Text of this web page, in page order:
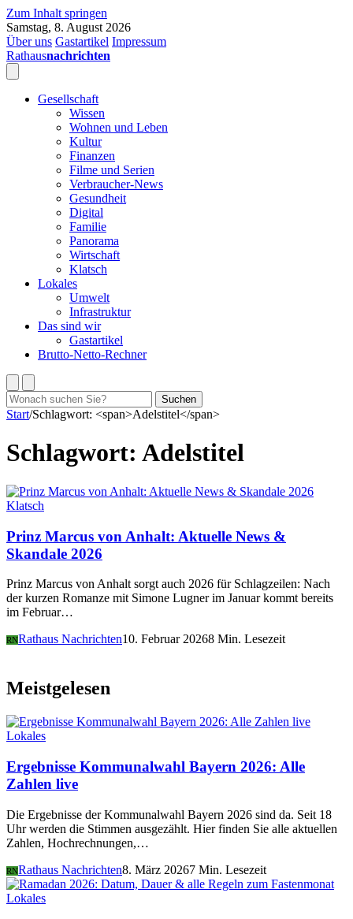
Zum Inhalt springen
Samstag, 8. August 2026
Über uns Gastartikel Impressum
Rathausnachrichten
Gesellschaft
Wissen
Wohnen und Leben
Kultur
Finanzen
Filme und Serien
Verbraucher-News
Gesundheit
Digital
Familie
Panorama
Wirtschaft
Klatsch
Lokales
Umwelt
Infrastruktur
Das sind wir
Gastartikel
Brutto-Netto-Rechner
Suchen
nach:
Suchen
Start/Schlagwort: <span>Adelstitel</span>
Schlagwort: Adelstitel
Klatsch
Prinz Marcus von Anhalt: Aktuelle News &
Skandale 2026
Prinz Marcus von Anhalt sorgt auch 2026 für Schlagzeilen: Nach
der kurzen Romanze mit Simone Lugner im Januar kommt bereits
im Februar…
RNRathaus Nachrichten10. Februar 20268 Min. Lesezeit
Meistgelesen
Lokales
Ergebnisse Kommunalwahl Bayern 2026: Alle
Zahlen live
Die Ergebnisse der Kommunalwahl Bayern 2026 sind da. Seit 18
Uhr werden die Stimmen ausgezählt. Hier finden Sie alle aktuellen
Zahlen, Hochrechnungen,…
RNRathaus Nachrichten8. März 20267 Min. Lesezeit
Lokales